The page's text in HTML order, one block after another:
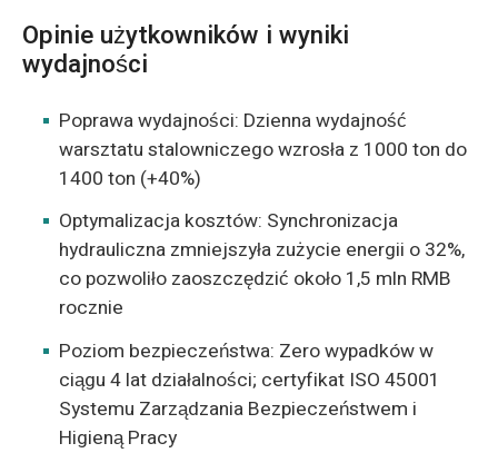
Opinie użytkowników i wyniki
wydajności
Poprawa wydajności: Dzienna wydajność
warsztatu stalowniczego wzrosła z 1000 ton do
1400 ton (+40%)
Optymalizacja kosztów: Synchronizacja
hydrauliczna zmniejszyła zużycie energii o 32%,
co pozwoliło zaoszczędzić około 1,5 mln RMB
rocznie
Poziom bezpieczeństwa: Zero wypadków w
ciągu 4 lat działalności; certyfikat ISO 45001
Systemu Zarządzania Bezpieczeństwem i
Higieną Pracy